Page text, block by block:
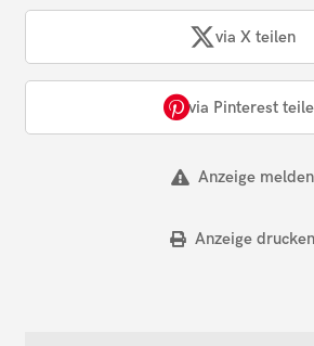
via X teilen
via Pinterest
Anzeige melden
Anzeige drucken